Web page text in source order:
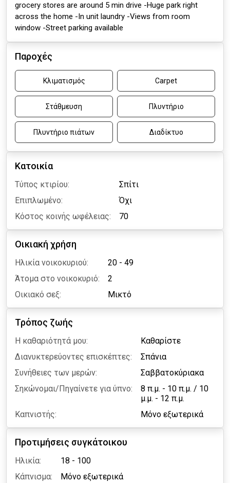
grocery stores are around 5 min drive -Huge park right
across the home -In unit laundry -Views from room
window -Street parking available
Παροχές
Κλιματισμός Carpet
Στάθμευση Πλυντήριο
Πλυντήριο πιάτων Διαδίκτυο
Κατοικία
Τύπος κτιρίου:
Σπίτι
Επιπλωμένο:
Όχι
Κόστος κοινής ωφέλειας:
70
Οικιακή χρήση
Ηλικία νοικοκυριού:
20 - 49
Άτομα στο νοικοκυριό:
2
Οικιακό σεξ:
Μικτό
Τρόπος ζωής
Η καθαριότητά μου:
Καθαρίστε
Διανυκτερεύοντες επισκέπτες:
Σπάνια
Συνήθειες των μερών:
Σαββατοκύριακα
Σηκώνομαι/Πηγαίνετε για ύπνο:
8 π.μ. - 10 π.μ. / 10
μ.μ. - 12 π.μ.
Καπνιστής:
Μόνο εξωτερικά
Προτιμήσεις συγκάτοικου
Ηλικία:
18 - 100
Κάπνισμα:
Μόνο εξωτερικά